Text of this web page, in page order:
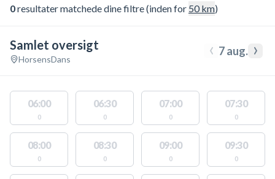
0resultater matchede dine filtre (inden for 50km)
Samlet oversigt
HorsensDans ‹ 7 aug. ›
06:00
0
06:30
0
07:00
0
07:30
0
08:00
0
08:30
0
09:00
0
09:30
0